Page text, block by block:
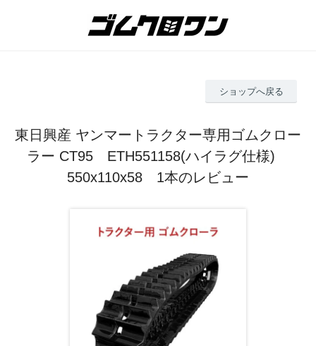
ショップへ戻る
東日興産 ヤンマートラクター専用ゴムクロー
ラー CT95 ETH551158(ハイラグ仕様)
550x110x58 1本のレビュー